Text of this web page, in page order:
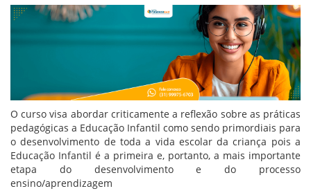
O curso visa abordar criticamente a reflexão sobre as práticas
pedagógicas a Educação Infantil como sendo primordiais para
o desenvolvimento de toda a vida escolar da criança pois a
Educação Infantil é a primeira e, portanto, a mais importante
etapa do desenvolvimento e do processo
ensino/aprendizagem